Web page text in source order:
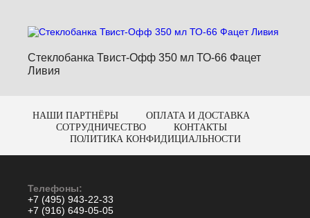
Стеклобанка Твист-Офф 350 мл ТО-66 Фацет
Ливия
НАШИ ПАРТНЁРЫ
ОПЛАТА И ДОСТАВКА
СОТРУДНИЧЕСТВО
КОНТАКТЫ
ПОЛИТИКА КОНФИДИЦИАЛЬНОСТИ
Телефоны:
+7 (495) 943-22-33
+7 (916) 649-05-05